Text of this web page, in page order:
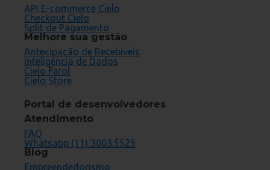
API E-commerce Cielo
Checkout Cielo
Split de Pagamento
Melhore sua gestão
Antecipação de Recebíveis
Inteligência de Dados
Cielo Farol
Cielo Store
Portal de desenvolvedores
Atendimento
FAQ
Whatsapp (11) 3003.5525
Blog
Empreendedorismo